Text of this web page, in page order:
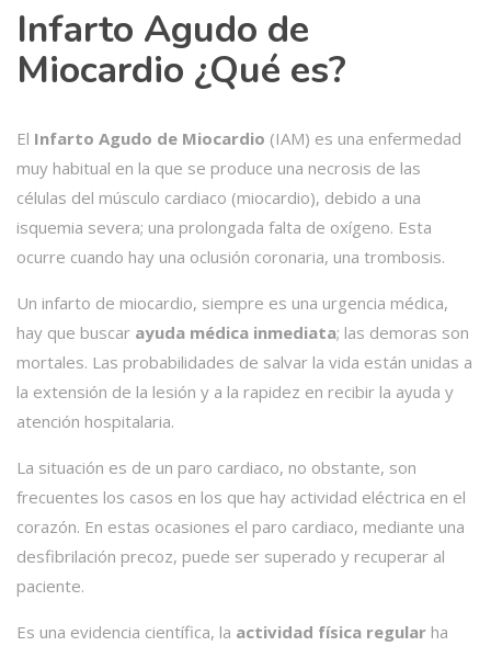
Infarto Agudo de
Miocardio ¿Qué es?
El Infarto Agudo de Miocardio (IAM) es una enfermedad
muy habitual en la que se produce una necrosis de las
células del músculo cardiaco (miocardio), debido a una
isquemia severa; una prolongada falta de oxígeno. Esta
ocurre cuando hay una oclusión coronaria, una trombosis.
Un infarto de miocardio, siempre es una urgencia médica,
hay que buscar ayuda médica inmediata; las demoras son
mortales. Las probabilidades de salvar la vida están unidas a
la extensión de la lesión y a la rapidez en recibir la ayuda y
atención hospitalaria.
La situación es de un paro cardiaco, no obstante, son
frecuentes los casos en los que hay actividad eléctrica en el
corazón. En estas ocasiones el paro cardiaco, mediante una
desfibrilación precoz, puede ser superado y recuperar al
paciente.
Es una evidencia científica, la actividad física regular ha